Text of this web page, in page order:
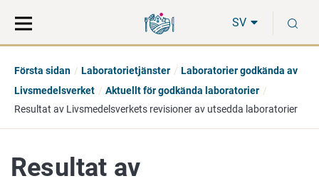
direkt
till
på
hela
SV
Första sidan Laboratorietjänster
Laboratorier godkända av
Livsmedelsverket
Aktuellt för godkända laboratorier
Resultat av Livsmedelsverkets revisioner av utsedda laboratorier
Resultat av